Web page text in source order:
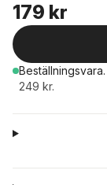
179 kr
Beställningsvara.
249 kr.